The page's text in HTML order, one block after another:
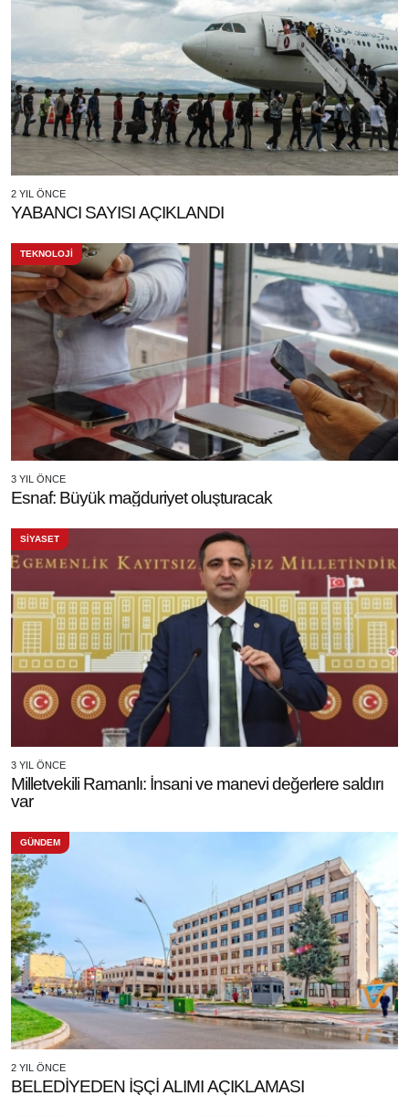
2 YIL ÖNCE
YABANCI SAYISI AÇIKLANDI
TEKNOLOJİ
3 YIL ÖNCE
Esnaf: Büyük mağduriyet oluşturacak
SİYASET
3 YIL ÖNCE
Milletvekili Ramanlı: İnsani ve manevi değerlere saldırı
var
GÜNDEM
2 YIL ÖNCE
BELEDİYEDEN İŞÇİ ALIMI AÇIKLAMASI